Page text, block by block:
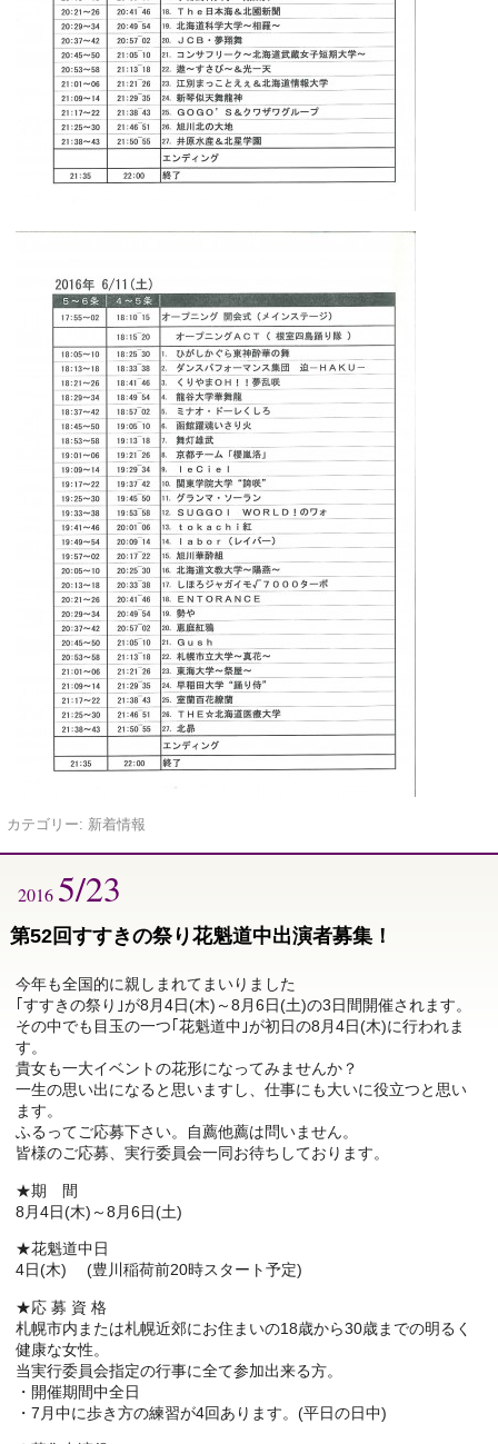
カテゴリー: 新着情報
2016 5/23
第52回すすきの祭り花魁道中出演者募集！
今年も全国的に親しまれてまいりました
｢すすきの祭り｣が8月4日(木)～8月6日(土)の3日間開催されます。
その中でも目玉の一つ｢花魁道中｣が初日の8月4日(木)に行われま
す。
貴女も一大イベントの花形になってみませんか？
一生の思い出になると思いますし、仕事にも大いに役立つと思い
ます。
ふるってご応募下さい。自薦他薦は問いません。
皆様のご応募、実行委員会一同お待ちしております。
★期 間
8月4日(木)～8月6日(土)
★花魁道中日
4日(木) (豊川稲荷前20時スタート予定)
★応 募 資 格
札幌市内または札幌近郊にお住まいの18歳から30歳までの明るく
健康な女性。
当実行委員会指定の行事に全て参加出来る方。
・開催期間中全日
・7月中に歩き方の練習が4回あります。(平日の日中)